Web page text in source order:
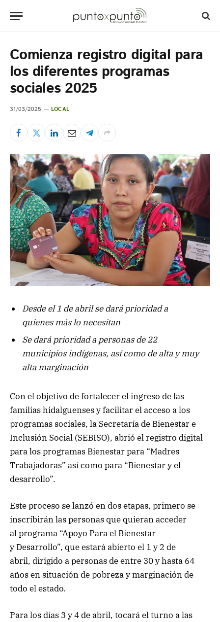
Comienza registro digital para
los diferentes programas
sociales 2025
31/03/2025 LOCAL
Desde el1 de abrilse dará prioridad a
quienesmáslo necesitan
Se dará prioridad a personas de 22
municipios indígenas, así como de alta y muy
alta marginación
Con el objetivo de fortalecer el ingreso de las
familias hidalguenses y facilitar el acceso a los
programas sociales, la Secretaría de Bienestar e
Inclusión Social (SEBISO), abrió el registro digital
para los programas Bienestar para “Madres
Trabajadoras” así como para “Bienestar y el
desarrollo”.
Este proceso se lanzó en dos etapas, primero se
inscribirán las personas que quieran acceder
al programa “Apoyo Para el Bienestar
y Desarrollo”, que estará abierto el 1 y 2 de
abril, dirigido a personas de entre 30 y hasta 64
años en situación de pobreza y marginación de
todo el estado.
Para los días 3 y 4 de abril, tocará el turno a las